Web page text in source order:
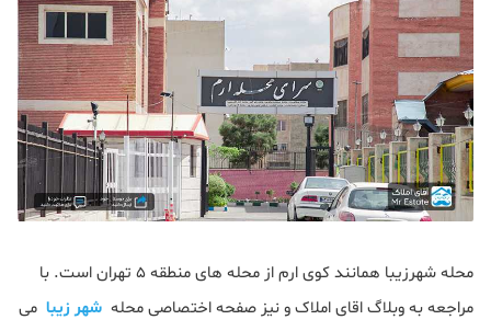
محله شهرزیبا همانند کوی ارم از محله های منطقه 5 تهران است. با
مراجعه به وبلاگ اقای املاک و نیز صفحه اختصاصی محله شهر زیبا می